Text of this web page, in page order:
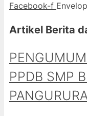
Facebook-f
Artikel Berita
PPDB SMP